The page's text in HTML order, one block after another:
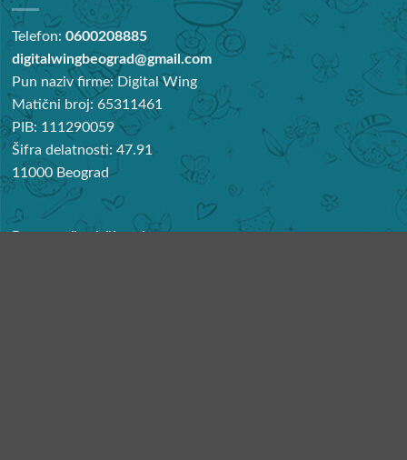
Telefon:0600208885
digitalwingbeograd@gmail.com
Pun naziv firme: Digital Wing
Matični broj: 65311461
PIB: 111290059
Šifra delatnosti: 47.91
11000 Beograd
Preporučeni članci